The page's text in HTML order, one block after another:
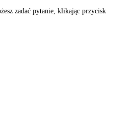
zadać pytanie, klikając przycisk